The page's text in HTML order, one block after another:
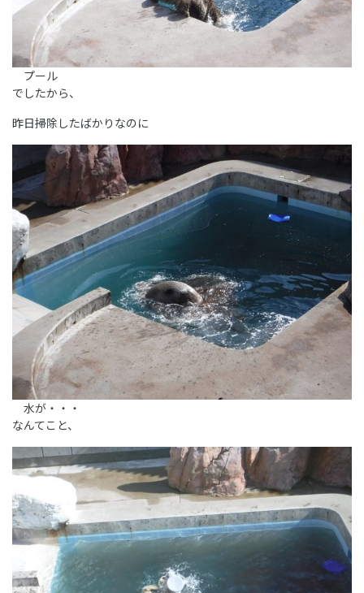
プール
でしたから、
昨日掃除したばかりなのに
水が・・・
なんてこと、